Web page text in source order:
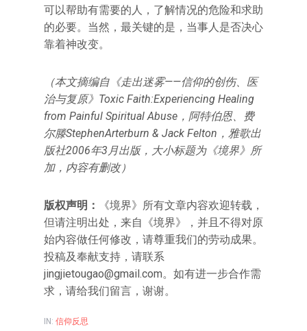
可以帮助有需要的人，了解情况的危险和求助
的必要。当然，最关键的是，当事人是否决心
靠着神改变。
（本文摘编自《走出迷雾——信仰的创伤、医
治与复原》Toxic Faith:Experiencing Healing
from Painful Spiritual Abuse，阿特伯恩、费
尔滕StephenArterburn & Jack Felton，雅歌出
版社2006年3月出版，大小标题为《境界》所
加，内容有删改）
版权声明：
《境界》所有文章内容欢迎转载，
但请注明出处，来自《境界》，并且不得对原
始内容做任何修改，请尊重我们的劳动成果。
投稿及奉献支持，请联系
jingjietougao@gmail.com。如有进一步合作需
求，请给我们留言，谢谢。
IN: 信仰反思